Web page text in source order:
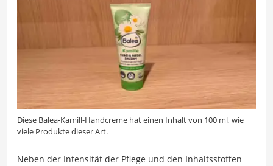
Diese Balea-Kamill-Handcreme hat einen Inhalt von 100 ml, wie
viele Produkte dieser Art.
Neben der Intensität der Pflege und den Inhaltsstoffen